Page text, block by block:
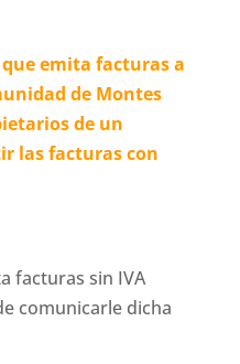
emita facturas a
de Montes
de un
las facturas con
facturas sin IVA
comunicarle dicha